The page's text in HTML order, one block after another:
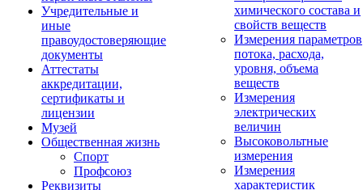
Учредительные и
иные
правоудостоверяющие
документы
Аттестаты
аккредитации,
сертификаты и
лицензии
Музей
Общественная жизнь
Спорт
Профсоюз
Реквизиты
химического состава и
свойств веществ
Измерения параметров
потока, расхода,
уровня, объема
веществ
Измерения
электрических
величин
Высоковольтные
измерения
Измерения
характеристик